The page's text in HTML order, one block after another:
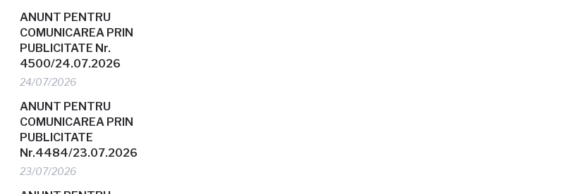
ANUNT PENTRU
COMUNICAREA PRIN
PUBLICITATE Nr.
4500/24.07.2026
24/07/2026
ANUNT PENTRU
COMUNICAREA PRIN
PUBLICITATE
Nr.4484/23.07.2026
23/07/2026